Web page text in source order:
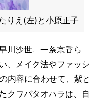
りえ(左)と小原正子
川沙世、一条京香ら
、メイク法やファッシ
内容に合わせて、紫と
クワバタオハラは、自